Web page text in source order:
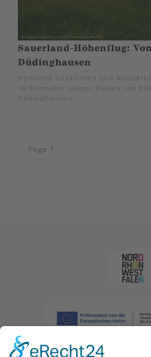
Sauerland-Höhenflug:
Düdinghausen
Herrliche Aussichten und
16 Kilometer langen Etappe von
Düdinghausen.